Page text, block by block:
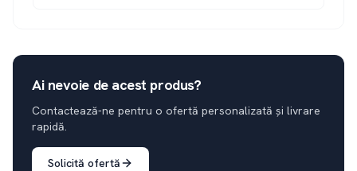
Ai nevoie de acest produs?
Contactează-ne pentru o ofertă personalizată și livrare
rapidă.
Solicită ofertă